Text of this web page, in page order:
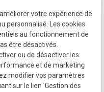
Siret :
52988083300015
votre expérience de
personnalisé. Les cookies
au fonctionnement de
être désactivés.
ou de désactiver les
et de marketing
modifier vos paramètres
sur le lien 'Gestion des